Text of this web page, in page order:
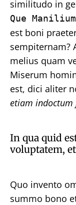
similitudo in
Que
est boni
sempiternam?
melius quam
Miserum
est, dici aliter
etiam indoctum
In qua quid
voluptatem,
Quo invento
summo bono